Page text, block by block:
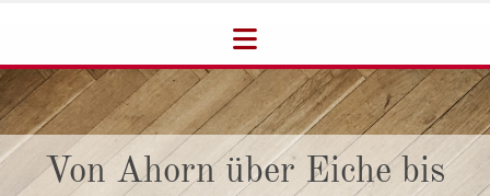
Von Ahorn über Eiche bis